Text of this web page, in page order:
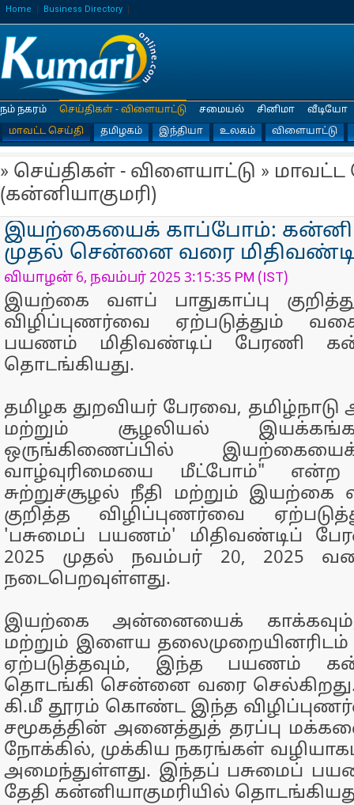
Home Business Directory
நம் நகரம்
செய்திகள் - விளையாட்டு
மாவட்ட செய்தி
தமிழகம் இந்தியா உலகம் விளையாட்டு
சமையல் சினிமா வீடியோ
» செய்திகள் - விளையாட்டு » மாவட்ட
(கன்னியாகுமரி)
இயற்கையைக் காப்போம்:
முதல் சென்னை வரை
வியாழன் 6, நவம்பர் 2025 3:15:35 PM (IST)
இயற்கை வளப் பாதுகாப்பு
விழிப்புணர்வை ஏற்படுத்தும்
பயணம் மிதிவண்டிப் பேரணி
தொடங்கியது.
தமிழக துறவியர் பேரவை, தமிழ்நாடு
மற்றும் சூழலியல்
ஒருங்கிணைப்பில்
வாழ்வுரிமையை மீட்போம்" என்ற
சுற்றுச்சூழல் நீதி மற்றும் இயற்கை
குறித்த விழிப்புணர்வை
'பசுமைப் பயணம்' மிதிவண்டிப்
2025 முதல் நவம்பர் 20, 2025
நடைபெறவுள்ளது.
இயற்கை அன்னையைக் காக்கவும்,
மற்றும் இளைய தலைமுறையினரிடம்
ஏற்படுத்தவும், இந்த பயணம்
தொடங்கி சென்னை வரை செல்கிறது.
கி.மீ தூரம் கொண்ட இந்த
சமூகத்தின் அனைத்துத் தரப்பு
நோக்கில், முக்கிய நகரங்கள்
அமைந்துள்ளது. இந்தப் பசுமைப்
தேதி கன்னியாகுமரியில்